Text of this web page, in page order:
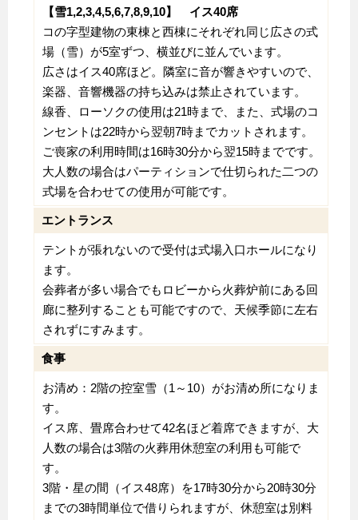
【雪1,2,3,4,5,6,7,8,9,10】 イス40席
コの字型建物の東棟と西棟にそれぞれ同じ広さの式
場（雪）が5室ずつ、横並びに並んでいます。
広さはイス40席ほど。隣室に音が響きやすいので、
楽器、音響機器の持ち込みは禁止されています。
線香、ローソクの使用は21時まで、また、式場のコ
ンセントは22時から翌朝7時までカットされます。
ご喪家の利用時間は16時30分から翌15時までです。
大人数の場合はパーティションで仕切られた二つの
式場を合わせての使用が可能です。
エントランス
テントが張れないので受付は式場入口ホールになり
ます。
会葬者が多い場合でもロビーから火葬炉前にある回
廊に整列することも可能ですので、天候季節に左右
されずにすみます。
食事
お清め：2階の控室雪（1～10）がお清め所になりま
す。
イス席、畳席合わせて42名ほど着席できますが、大
人数の場合は3階の火葬用休憩室の利用も可能で
す。
3階・星の間（イス48席）を17時30分から20時30分
までの3時間単位で借りられますが、休憩室は別料